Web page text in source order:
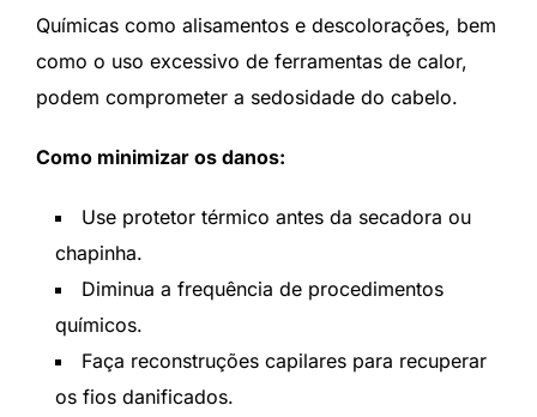
Químicas como alisamentos e descolorações, bem
como o uso excessivo de ferramentas de calor,
podem comprometer a sedosidade do cabelo.
Como minimizar os danos:
Use protetor térmico antes da secadora ou
chapinha.
Diminua a frequência de procedimentos
químicos.
Faça reconstruções capilares para recuperar
os fios danificados.